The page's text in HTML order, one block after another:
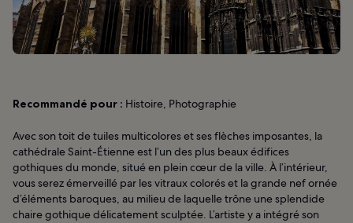
Recommandé pour : Histoire, Photographie
Avec son toit de tuiles multicolores et ses flèches imposantes, la
cathédrale Saint-Étienne est l’un des plus beaux édifices
gothiques du monde, situé en plein cœur de la ville. À l’intérieur,
vous serez émerveillé par les vitraux colorés et la grande nef ornée
d’éléments baroques, au milieu de laquelle trône une splendide
chaire gothique délicatement sculptée. L’artiste y a intégré son